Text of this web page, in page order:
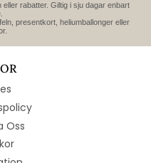
rabatter. Giltig i sju dagar enbart
presentkort, heliumballonger eller
Oss